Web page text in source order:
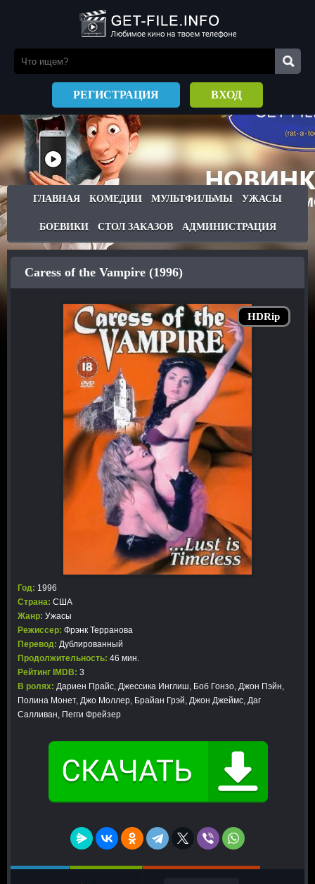
РЕГИСТРАЦИЯ ВХОД
ГЛАВНАЯ КОМЕДИИ МУЛЬТФИЛЬМЫ УЖАСЫ
БОЕВИКИ СТОЛ ЗАКАЗОВ АДМИНИСТРАЦИЯ
HDRip
Caress of the Vampire (1996)
Год: 1996
Страна: США
Жанр: Ужасы
Режиссер: Фрэнк Терранова
Перевод: Дублированный
Продолжительность: 46 мин.
Рейтинг IMDB: 3
В ролях: Дариен Прайс, Джессика Инглиш, Боб Гонзо, Джон Пэйн,
Полина Монет, Джо Моллер, Брайан Грэй, Джон Джеймс, Даг
Салливан, Пегги Фрейзер